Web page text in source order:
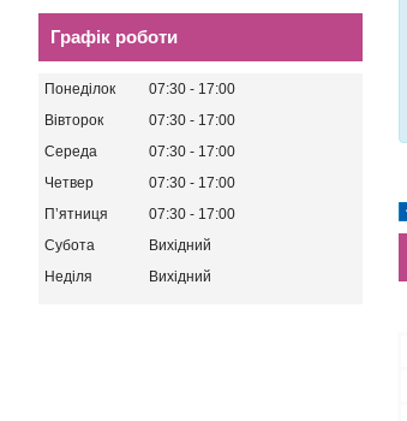
Графік роботи
Понеділок 07:30
17:00
Вівторок
07:30
17:00
Середа
07:30
17:00
Четвер
07:30
17:00
Пʼятниця
07:30
17:00
Субота
Вихідний
Неділя
Вихідний